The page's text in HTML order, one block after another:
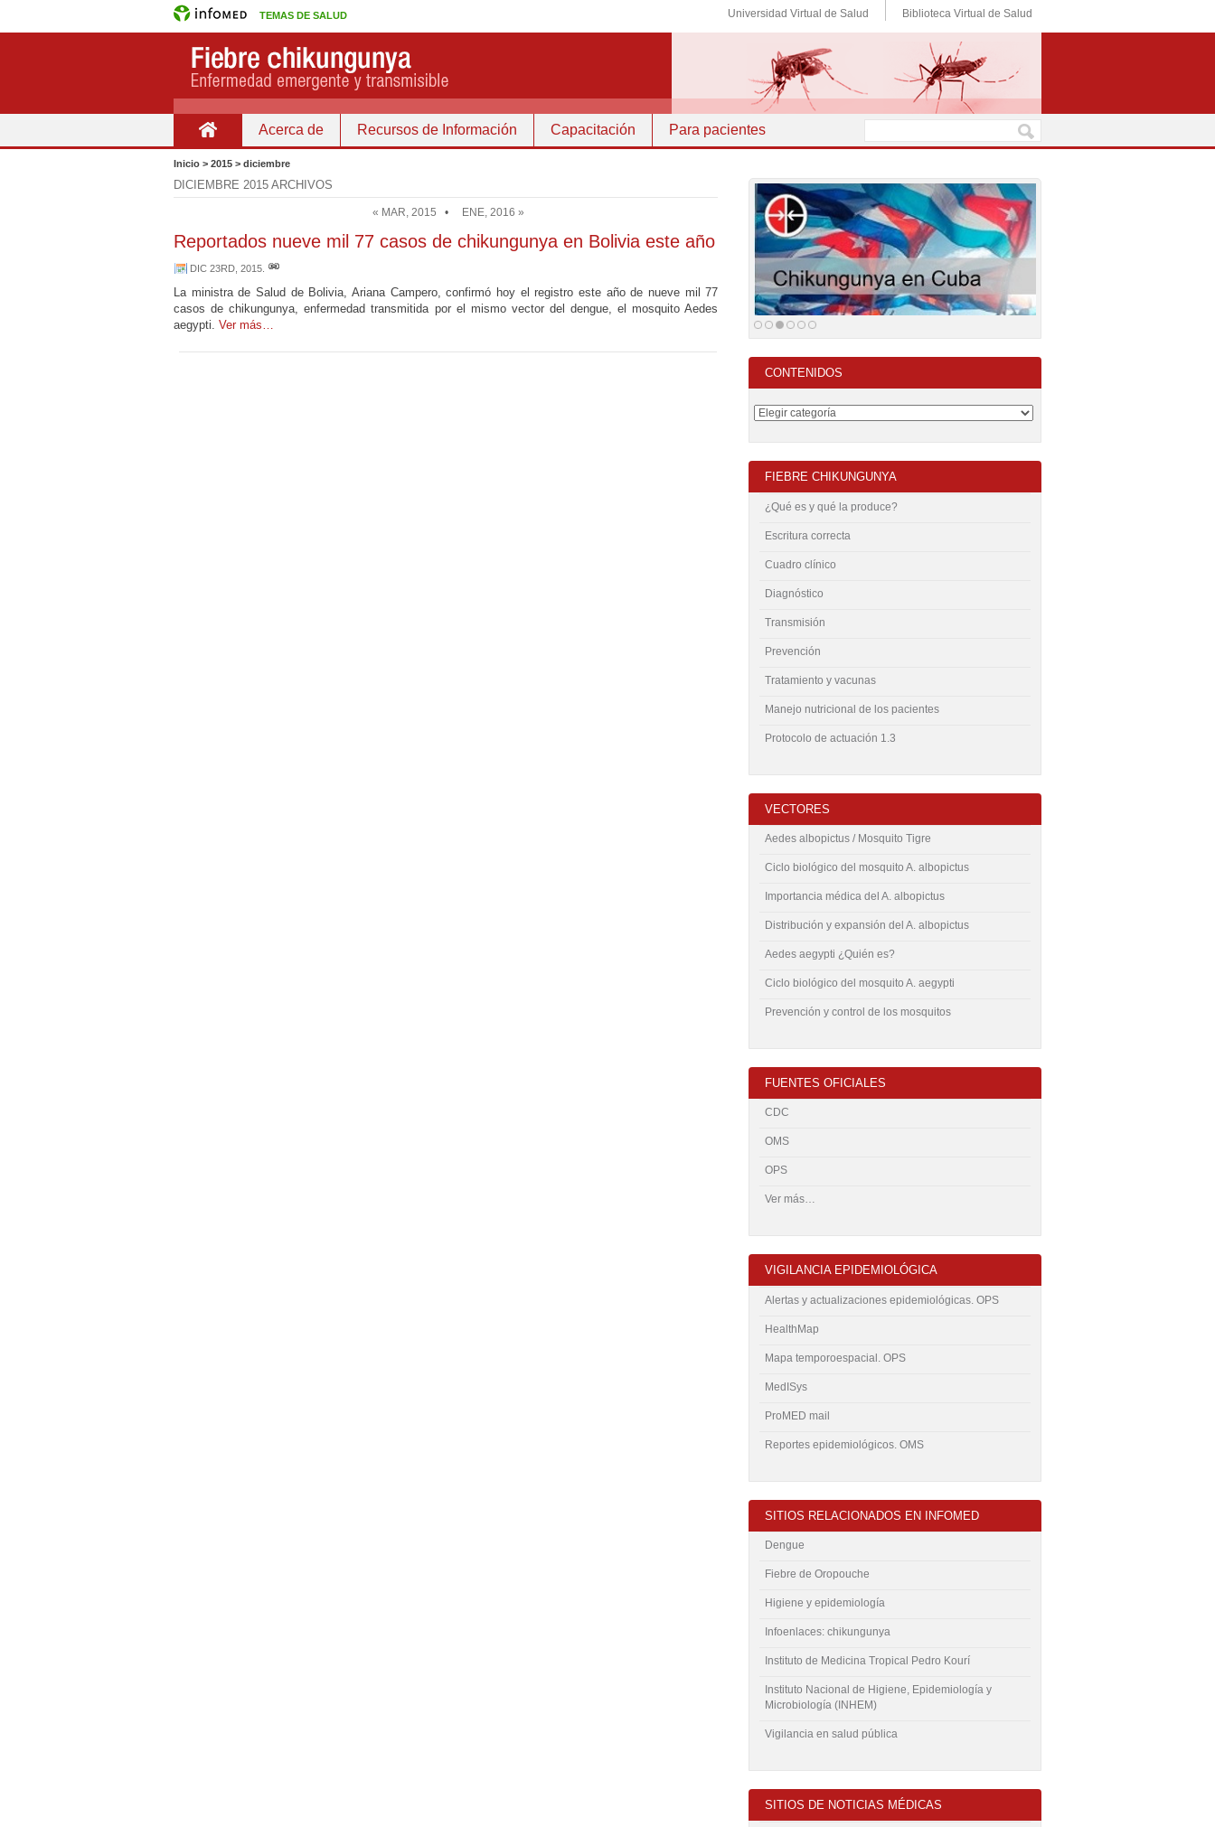
TEMAS DE SALUD Universidad Virtual de Salud Biblioteca Virtual de Salud
Acerca de Recursos de Información Capacitación Para pacientes
Inicio > 2015 > diciembre
DICIEMBRE 2015 ARCHIVOS
« MAR, 2015 • ENE, 2016 »
Reportados nueve mil 77 casos de chikungunya en Bolivia este año
DIC 23RD, 2015
La ministra de Salud de Bolivia, Ariana Campero, confirmó hoy el registro este año de nueve mil 77
casos de chikungunya, enfermedad transmitida por el mismo vector del dengue, el mosquito Aedes
aegypti. Ver más…
CONTENIDOS
FIEBRE CHIKUNGUNYA
¿Qué es y qué la produce?
Escritura correcta
Cuadro clínico
Diagnóstico
Transmisión
Prevención
Tratamiento y vacunas
Manejo nutricional de los pacientes
Protocolo de actuación 1.3
VECTORES
Aedes albopictus / Mosquito Tigre
Ciclo biológico del mosquito A. albopictus
Importancia médica del A. albopictus
Distribución y expansión del A. albopictus
Aedes aegypti ¿Quién es?
Ciclo biológico del mosquito A. aegypti
Prevención y control de los mosquitos
FUENTES OFICIALES
CDC
OMS
OPS
Ver más…
VIGILANCIA EPIDEMIOLÓGICA
Alertas y actualizaciones epidemiológicas. OPS
HealthMap
Mapa temporoespacial. OPS
MedISys
ProMED mail
Reportes epidemiológicos. OMS
SITIOS RELACIONADOS EN INFOMED
Dengue
Fiebre de Oropouche
Higiene y epidemiología
Infoenlaces: chikungunya
Instituto de Medicina Tropical Pedro Kourí
Instituto Nacional de Higiene, Epidemiología y
Microbiología (INHEM)
Vigilancia en salud pública
SITIOS DE NOTICIAS MÉDICAS